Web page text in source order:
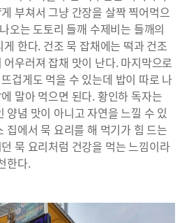
부쳐서 그냥 간장을 살짝 찍어먹으
오는 도토리 들깨 수제비는 들깨의
한다. 건조 묵 잡채에는 떡과 건조
우러져 잡채 맛이 난다. 마지막으로
겁게도 먹을 수 있는데 밥이 따로 나
말아 먹으면 된다. 황인하 독자는
양념 맛이 아니고 자연을 느낄 수 있
집에서 묵 요리를 해 먹기가 힘 드는
묵 요리처럼 건강을 먹는 느낌이라
한다.